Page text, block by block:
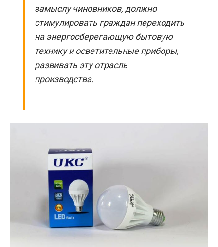
замыслу чиновников, должно
стимулировать граждан переходить
на энергосберегающую бытовую
технику и осветительные приборы,
развивать эту отрасль
производства.